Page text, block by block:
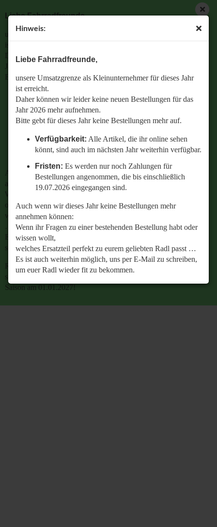
Hinweis:
Liebe Fahrradfreunde,
unsere Umsatzgrenze als Kleinunternehmer für dieses Jahr
ist erreicht.
Daher können wir leider keine neuen Bestellungen für das
Jahr 2026 mehr aufnehmen.
Bitte gebt für dieses Jahr keine Bestellungen mehr auf.
Verfügbarkeit: Alle Artikel, die ihr online sehen
könnt, sind auch im nächsten Jahr weiterhin verfügbar.
Fristen: Es werden nur noch Zahlungen für
Bestellungen angenommen, die bis einschließlich
19.07.2026 eingegangen sind.
Auch wenn wir dieses Jahr keine Bestellungen mehr
annehmen können:
Wenn ihr Fragen zu einer bestehenden Bestellung habt oder
wissen wollt,
welches Ersatzteil perfekt zu eurem geliebten Radl passt …
Es ist auch weiterhin möglich, uns per E-Mail zu schreiben,
um euer Radl wieder fit zu bekommen.
Retrobike wünscht euch eine gesunde Radlzeit und freut
Liebe Fahrradfreunde,
unsere Umsatzgrenze als Kleinunternehmer für dieses Jahr
ist erreicht.
Daher können wir leider keine neuen Bestellungen für das
Jahr 2026 mehr aufnehmen.
Bitte gebt für dieses Jahr keine Bestellungen mehr auf.
Verfügbarkeit: Alle Artikel, die ihr online sehen
könnt, sind auch im nächsten Jahr weiterhin
verfügbar.
Bestellungen angenommen, die bis einschließlich
19.07.2026 eingegangen sind.
Auch wenn wir dieses Jahr keine Bestellungen mehr
annehmen können:
Wenn ihr Fragen zu einer bestehenden Bestellung habt
oder wissen wollt,
welches Ersatzteil perfekt zu eurem geliebten Radl passt
…
Es ist auch weiterhin möglich, uns per E-Mail zu
schreiben, um euer Radl wieder fit zu bekommen.
Retrobike wünscht euch eine gesunde Radlzeit und freut
sich schon jetzt auf den gemeinsamen Start in die neue
Saison am 01.01.2027!